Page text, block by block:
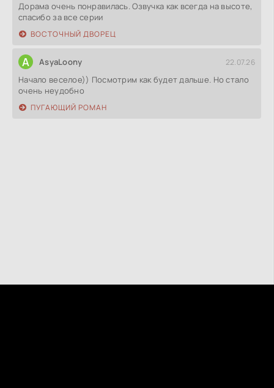
Дорама очень понравилась. Озвучка как всегда на высоте,
спасибо за все серии
ВОСТОЧНЫЙ ДВОРЕЦ
A AsyaLoony 22.07.26
Начало веселое)) Посмотрим как будет дальше. Но стало
очень неудобно
ПУГАЮЩИЙ РОМАН